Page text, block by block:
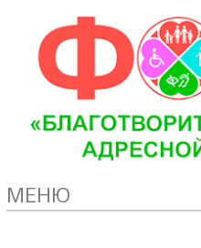
МЕНЮ